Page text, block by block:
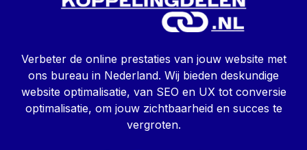
Verbeter de online prestaties van jouw website met
ons bureau in Nederland. Wij bieden deskundige
website optimalisatie, van SEO en UX tot conversie
optimalisatie, om jouw zichtbaarheid en succes te
vergroten.